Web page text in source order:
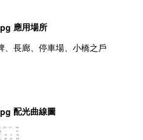
應用場所
、長廊、停車場、小橋之戶
配光曲線圖